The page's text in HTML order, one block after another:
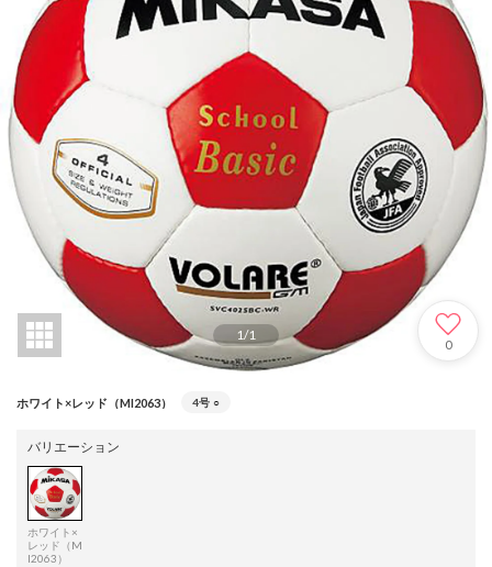
1/1
0
ホワイト×レッド（MI2063） 4号 ○
バリエーション
ホワイト×
レッド（M
I2063）